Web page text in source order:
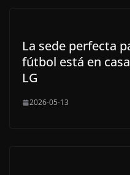
La sede perfecta
fútbol está en
LG
2026-05-13